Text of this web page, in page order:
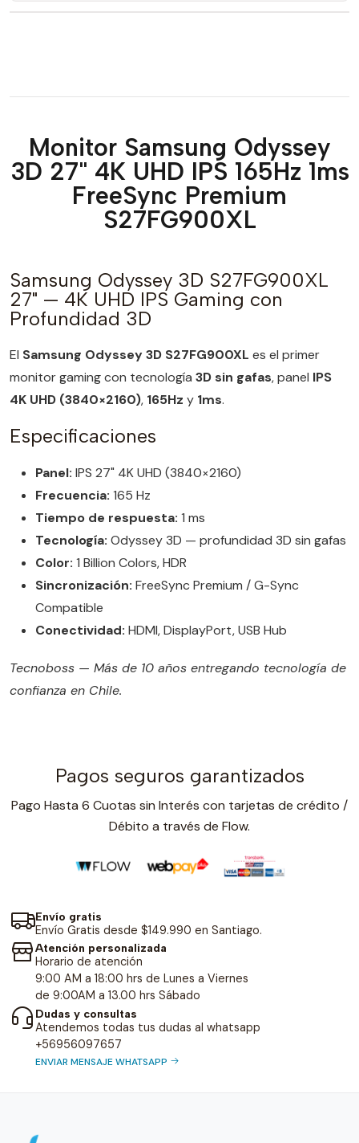
Monitor Samsung Odyssey
3D 27" 4K UHD IPS 165Hz 1ms
FreeSync Premium
S27FG900XL
Samsung Odyssey 3D S27FG900XL
27" — 4K UHD IPS Gaming con
Profundidad 3D
El Samsung Odyssey 3D S27FG900XL es el primer
monitor gaming con tecnología 3D sin gafas, panel IPS
4K UHD (3840×2160), 165Hz y 1ms.
Especificaciones
Panel: IPS 27" 4K UHD (3840×2160)
Frecuencia: 165 Hz
Tiempo de respuesta: 1 ms
Tecnología: Odyssey 3D — profundidad 3D sin gafas
Color: 1 Billion Colors, HDR
Sincronización: FreeSync Premium / G-Sync
Compatible
Conectividad: HDMI, DisplayPort, USB Hub
Tecnoboss — Más de 10 años entregando tecnología de
confianza en Chile.
Pagos seguros garantizados
Pago Hasta 6 Cuotas sin Interés con tarjetas de crédito /
Débito a través de Flow.
Envío gratis
Envío Gratis desde $149.990 en Santiago.
Atención personalizada
Horario de atención
9:00 AM a 18:00 hrs de Lunes a Viernes
de 9:00AM a 13.00 hrs Sábado
Dudas y consultas
Atendemos todas tus dudas al whatsapp
+56956097657
ENVIAR MENSAJE WHATSAPP